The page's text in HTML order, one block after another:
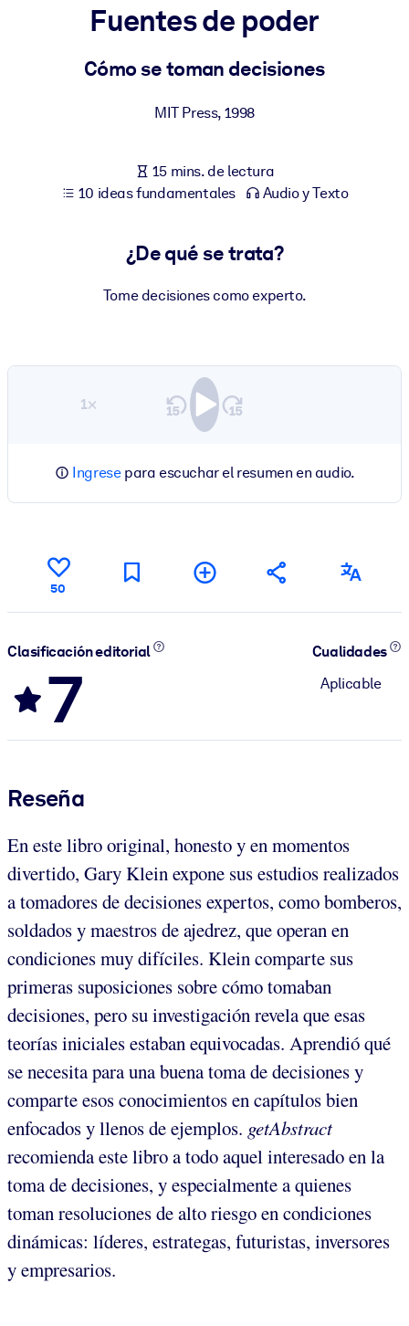
Para LMS/LXP
obtener mejores resultados de aprendizaje.
Enriquezca su biblioteca corporativa con conocimientos
empresariales confiables y listos para usar.
Alimente sus sistemas de IA con conocimientos fiables y
Fuentes de poder
Cómo se toman decisiones
MIT Press, 1998
15 mins. de lectura
10 ideas fundamentales
Audio y Texto
¿De qué se trata?
Tome decisiones como experto.
1×
Ingresepara escuchar el resumen en audio.
50
Clasificación editorial
7
Cualidades
Aplicable
Reseña
En este libro original, honesto y en momentos
divertido, Gary Klein expone sus estudios realizados
a tomadores de decisiones expertos, como bomberos,
soldados y maestros de ajedrez, que operan en
condiciones muy difíciles. Klein comparte sus
primeras suposiciones sobre cómo tomaban
decisiones, pero su investigación revela que esas
teorías iniciales estaban equivocadas. Aprendió qué
se necesita para una buena toma de decisiones y
comparte esos conocimientos en capítulos bien
enfocados y llenos de ejemplos. getAbstract
recomienda este libro a todo aquel interesado en la
toma de decisiones, y especialmente a quienes
toman resoluciones de alto riesgo en condiciones
dinámicas: líderes, estrategas, futuristas, inversores
y empresarios.